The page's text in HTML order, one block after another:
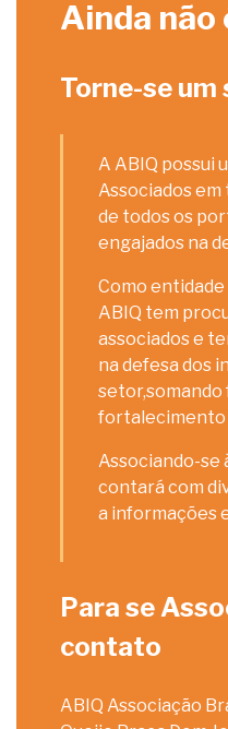
Ainda não
Torne-se um
A ABIQ possui
Associados
de todos os
engajados na
Como
ABIQ tem
associados e
na defesa dos
setor,somando
fortalecimento
Associando-se
contará com
a informações
Para se
contato
ABIQ Associação